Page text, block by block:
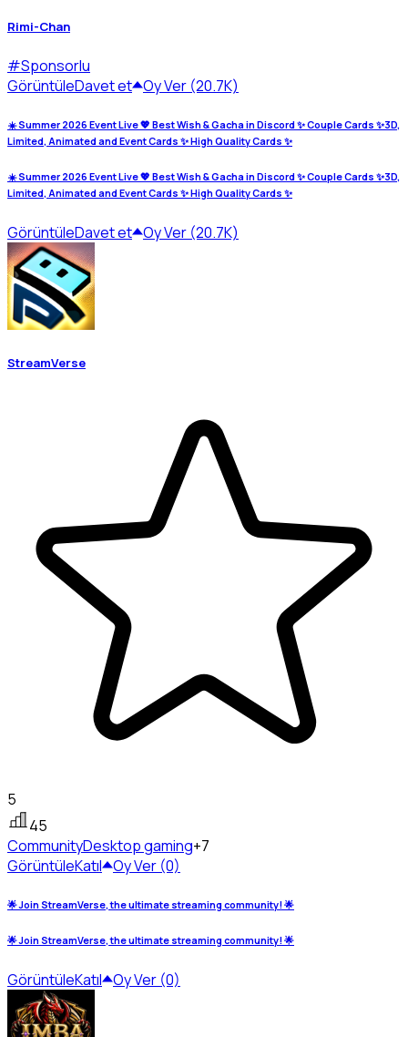
Rimi-Chan
#Sponsorlu
GörüntüleDavet et Oy Ver (20.7K)
☀️ Summer 2026 Event Live 💖 Best Wish & Gacha in Discord ✨ Couple Cards ✨3D,
Limited, Animated and Event Cards ✨ High Quality Cards ✨
☀️ Summer 2026 Event Live 💖 Best Wish & Gacha in Discord ✨ Couple Cards ✨3D,
Limited, Animated and Event Cards ✨ High Quality Cards ✨
GörüntüleDavet et Oy Ver (20.7K)
StreamVerse
5
45
CommunityDesktop gaming+7
GörüntüleKatıl Oy Ver (0)
🌟 Join StreamVerse, the ultimate streaming community! 🌟
🌟 Join StreamVerse, the ultimate streaming community! 🌟
GörüntüleKatıl Oy Ver (0)